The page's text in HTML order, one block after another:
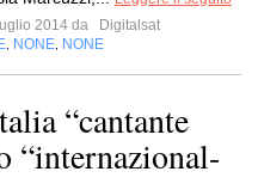
2014 da
Digitalsat
NONE NONE
“cantante
“internazional-